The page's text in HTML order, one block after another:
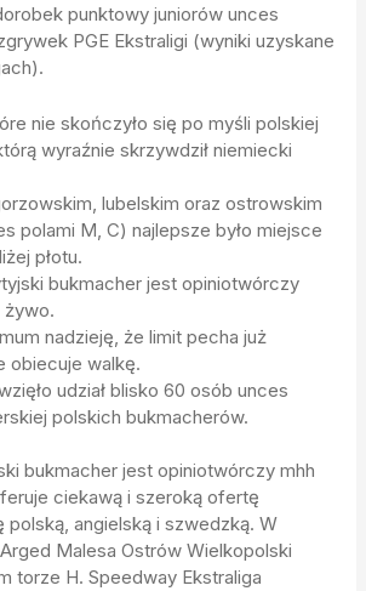
punktowy juniorów unces
PGE Ekstraligi (wyniki uzyskane
nie skończyło się po myśli polskiej
wyraźnie skrzywdził niemiecki
lubelskim oraz ostrowskim
polami M, C) najlepsze było miejsce
płotu.
bukmacher jest opiniotwórczy
żywo.
nadzieję, że limit pecha już
obiecuje walkę.
udział blisko 60 osób unces
polskich bukmacherów.
bukmacher jest opiniotwórczy mhh
ciekawą i szeroką ofertę
polską, angielską i szwedzką. W
Malesa Ostrów Wielkopolski
torze H. Speedway Ekstraliga